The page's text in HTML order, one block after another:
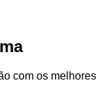
com os melhores